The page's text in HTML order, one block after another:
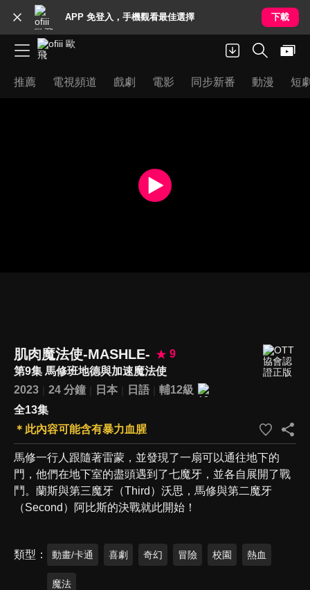
APP 免登入，手機觀看最佳選擇 下載
推薦 電視頻道 戲劇 電影 同步新番 動漫 短
肌肉魔法使-MASHLE-
9
第9集 馬修班地德與加速魔法使
2023
24 分鐘 日本 日語
輔12級
全13集
＊此內容可能含有暴力血腥
馬修一行人跟隨著雷蒙，並發現了一扇可以通往地下的
門，他們在地下室的盡頭遇到了七魔牙，並各自展開了戰
鬥。蘭斯與第三魔牙（Third）沃思，馬修與第二魔牙
（Second）阿比斯的決戰就此開始！
類型 動畫/卡通 喜劇 奇幻 冒險 校園 熱血
魔法